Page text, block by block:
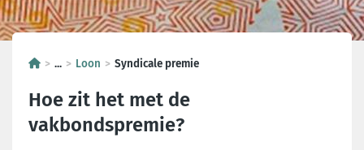
... Loon Syndicale premie
Hoe zit het met de
vakbondspremie?